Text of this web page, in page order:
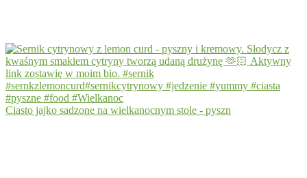
Ciasto jajko sadzone na wielkanocnym stole - pyszn